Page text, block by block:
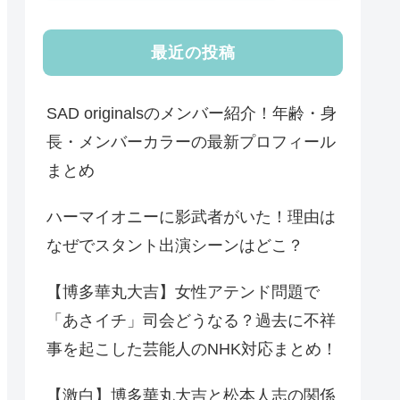
最近の投稿
SAD originalsのメンバー紹介！年齢・身
長・メンバーカラーの最新プロフィール
まとめ
ハーマイオニーに影武者がいた！理由は
なぜでスタント出演シーンはどこ？
【博多華丸大吉】女性アテンド問題で
「あさイチ」司会どうなる？過去に不祥
事を起こした芸能人のNHK対応まとめ！
【激白】博多華丸大吉と松本人志の関係